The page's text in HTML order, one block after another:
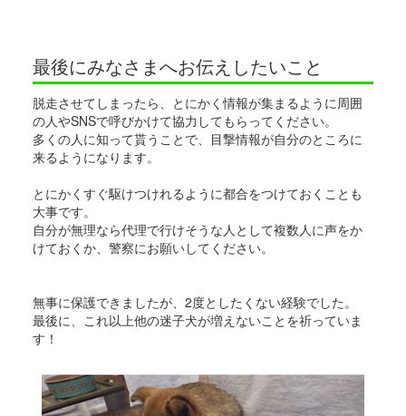
最後にみなさまへお伝えしたいこと
脱走させてしまったら、とにかく情報が集まるように周囲
の人やSNSで呼びかけて協力してもらってください。
多くの人に知って貰うことで、目撃情報が自分のところに
来るようになります。
とにかくすぐ駆けつけれるように都合をつけておくことも
大事です。
自分が無理なら代理で行けそうな人として複数人に声をか
けておくか、警察にお願いしてください。
無事に保護できましたが、2度としたくない経験でした。
最後に、これ以上他の迷子犬が増えないことを祈っていま
す！